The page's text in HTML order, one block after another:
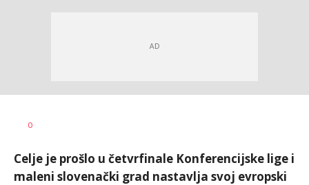
AUTOR
0
Celje je prošlo u četvrfinale Konferencijske lige i
maleni slovenački grad nastavlja svoj evropski